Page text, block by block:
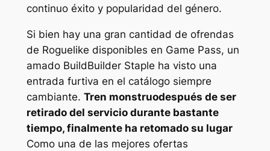
continuo éxito y popularidad del género.
Si bien hay una gran cantidad de ofrendas
de Roguelike disponibles en Game Pass, un
amado BuildBuilder Staple ha visto una
entrada furtiva en el catálogo siempre
cambiante. Tren monstruodespués de ser
retirado del servicio durante bastante
tiempo, finalmente ha retomado su lugar
Como una de las mejores ofertas